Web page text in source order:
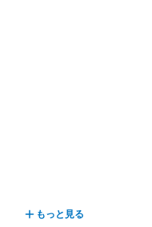
もっと見る